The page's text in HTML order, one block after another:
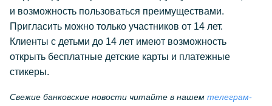
и возможность пользоваться преимуществами.
Пригласить можно только участников от 14 лет.
Клиенты с детьми до 14 лет имеют возможность
открыть бесплатные детские карты и платежные
стикеры.
Свежие банковские новости читайте в нашем телеграм-